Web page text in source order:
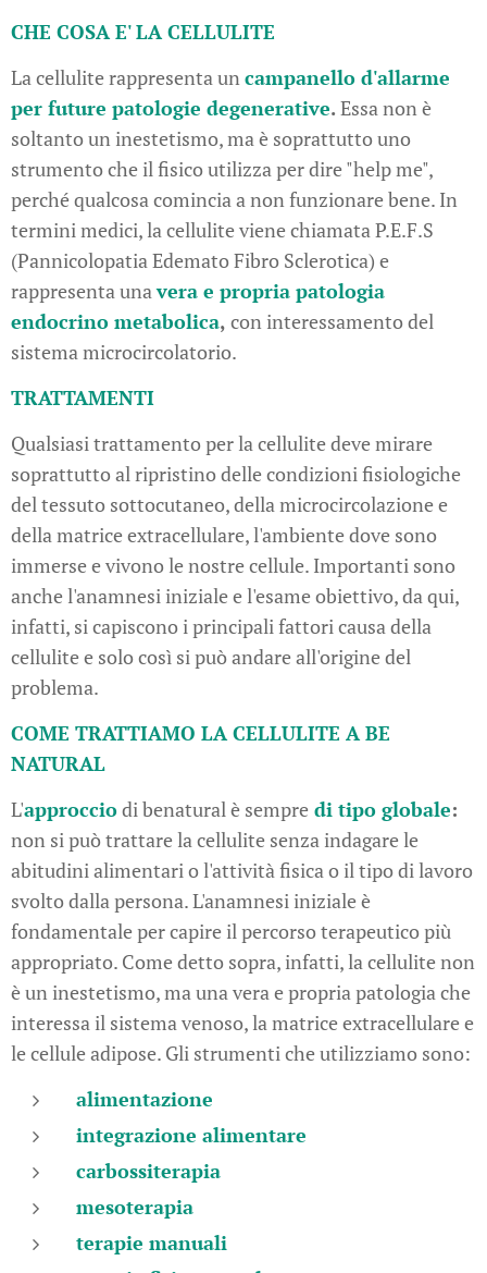
CHE COSA E' LA CELLULITE
La cellulite rappresenta uncampanello d'allarme
per future patologie degenerative. Essa non è
soltanto un inestetismo, ma è soprattutto uno
strumento che il fisico utilizza per dire "help me",
perché qualcosa comincia a non funzionare bene. In
termini medici, la cellulite viene chiamata P.E.F.S
(Pannicolopatia Edemato Fibro Sclerotica) e
rappresenta unavera e propria patologia
endocrino metabolica, con interessamento del
sistema microcircolatorio.
TRATTAMENTI
Qualsiasi trattamento per la cellulite deve mirare
soprattutto al ripristino delle condizioni fisiologiche
del tessuto sottocutaneo, della microcircolazione e
della matrice extracellulare, l'ambiente dove sono
immerse e vivono le nostre cellule. Importanti sono
anche l'anamnesi iniziale e l'esame obiettivo, da qui,
infatti, si capiscono i principali fattori causa della
cellulite e solo così si può andare all'origine del
problema.
COME TRATTIAMO LA CELLULITE A BE
NATURAL
L'approcciodi benatural è sempre di tipo globale:
non si può trattare la cellulite senza indagare le
abitudini alimentari o l'attività fisica o il tipo di lavoro
svolto dalla persona. L'anamnesi iniziale è
fondamentale per capire il percorso terapeutico più
appropriato. Come detto sopra, infatti, la cellulite non
è un inestetismo, ma una vera e propria patologia che
interessa il sistema venoso, la matrice extracellulare e
le cellule adipose. Gli strumenti che utilizziamo sono:
alimentazione
integrazione alimentare
carbossiterapia
mesoterapia
terapie manuali